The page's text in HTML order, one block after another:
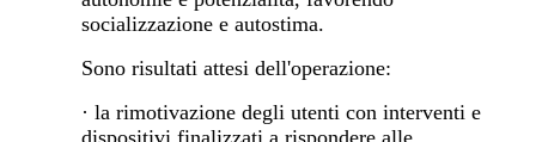
socializzazione e autostima.
Sono risultati attesi dell'operazione:
· la rimotivazione degli utenti con interventi e